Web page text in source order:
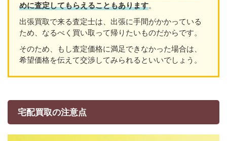
めに査定してもらえることもあります。
出張買取で来る査定士は、出張に手間がかかっている
ため、なるべく買い取って帰りたいものだからです。
そのため、もし査定価格に満足できなかった場合は、
希望価格を伝えて交渉してみられるといいでしょう。
宅配買取の注意点